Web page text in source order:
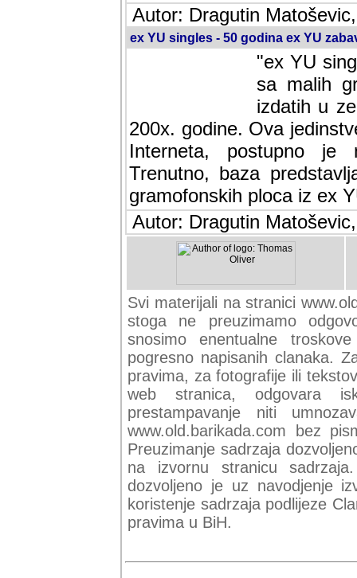
Autor: Dragutin
ex YU singles - 50 godina ex YU
"ex YU
sa malih
izdatih u
200x. godine. Ova
Interneta, postupno je
Trenutno, baza
gramofonskih ploca iz ex
Autor: Dragutin
Svi materijali na stranici
stoga ne preuzimamo
snosimo enentualne
pogresno napisanih clanaka.
pravima, za fotografije ili
web stranica, odgovara
prestampavanje niti
www.old.barikada.com bez
Preuzimanje sadrzaja
na izvornu stranicu
dozvoljeno je uz navodjenje
koristenje sadrzaja podlijeze
pravima u BiH.